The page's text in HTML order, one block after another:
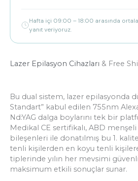
Hafta içi 09:00 – 18:00 arasında
yanıt veriyoruz.
Lazer Epilasyon Cihazları & Free
Bu dual sistem, lazer epilasyonda
Standart” kabul edilen 755nm
Nd:YAG dalga boylarını tek bir
Medikal CE sertifikalı, ABD
bileşenleri ile donatılmış bu 1.
tenli kişilerden en koyu tenli
tiplerinde yılın her mevsimi güvenli,
maksimum etkili sonuçlar sunar.